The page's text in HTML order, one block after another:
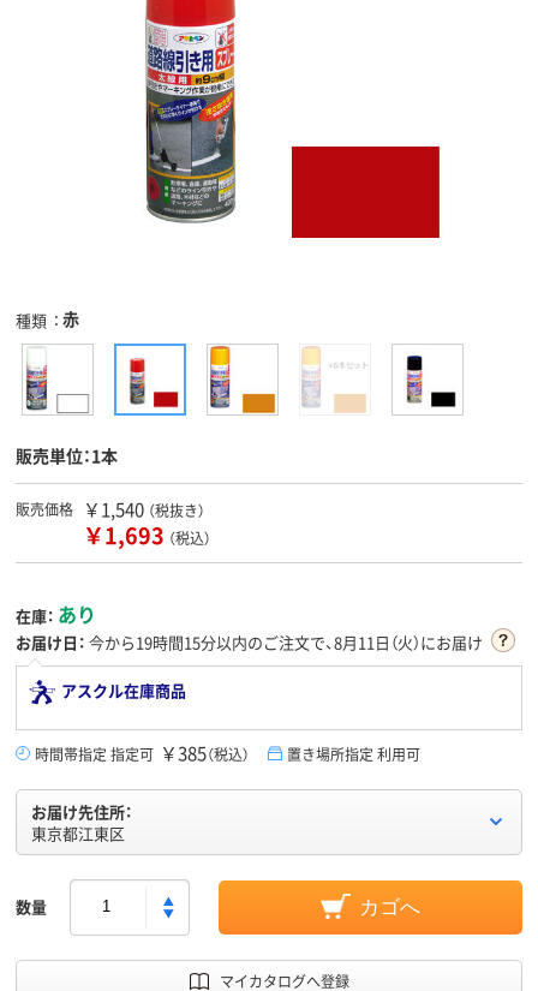
種類 赤
販売単位：1本
販売価格 ￥1,540 （税抜き）
￥1,693 （税込）
在庫： あり
お届け日： 今から19時間15分以内のご注文で、8月11日（火）にお届け
アスクル在庫商品
時間帯指定 指定可 ￥385（税込） 置き場所指定 利用可
お届け先住所：
東京都江東区
数量 カゴへ
マイカタログへ登録